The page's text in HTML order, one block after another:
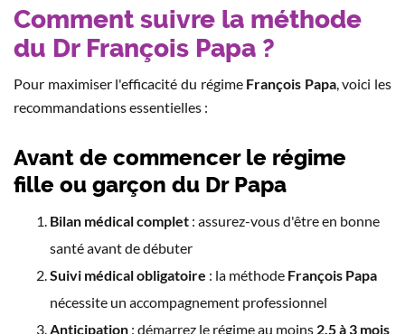
Comment suivre la méthode
du Dr François Papa ?
Pour maximiser l'efficacité du régime François Papa, voici les
recommandations essentielles :
Avant de commencer le régime
fille ou garçon du Dr Papa
Bilan médical complet : assurez-vous d'être en bonne
santé avant de débuter
Suivi médical obligatoire : la méthode François Papa
nécessite un accompagnement professionnel
Anticipation : démarrez le régime au moins 2,5 à 3 mois